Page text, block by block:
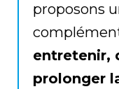
proposons
entretenir,
prolonger